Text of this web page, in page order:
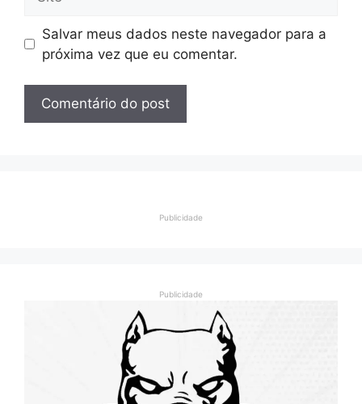
Salvar meus dados neste navegador para a
próxima vez que eu comentar.
Publicidade
Publicidade